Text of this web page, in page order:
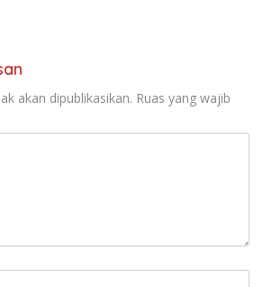
akan dipublikasikan. Ruas yang wajib